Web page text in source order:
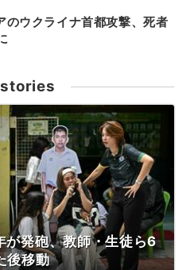
のウクライナ首都攻撃、死者
が発砲、教師・生徒ら6
後移動